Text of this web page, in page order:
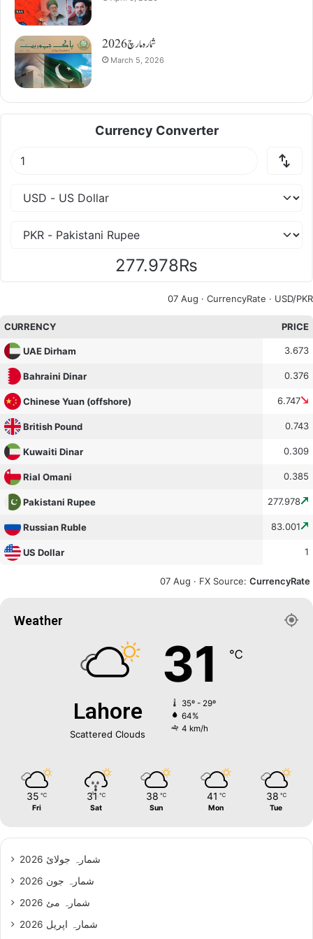
شمارہ مارچ 2026
March 5, 2026
Currency Converter
277.978₨
07 Aug · CurrencyRate · USD/PKR
CURRENCY PRICE
UAE Dirham 3.673
Bahraini Dinar 0.376
Chinese Yuan (offshore) 6.747
British Pound 0.743
Kuwaiti Dinar 0.309
Rial Omani 0.385
Pakistani Rupee 277.978
Russian Ruble 83.001
US Dollar 1
07 Aug · FX Source: CurrencyRate
Weather
Lahore
Scattered Clouds
31 ℃
35º - 29º
64%
4 km/h
35 ℃
Fri
31 ℃
Sat
38 ℃
Sun
41 ℃
Mon
38 ℃
Tue
شمارہ جولائ 2026
شمارہ جون 2026
شمارہ مئ 2026
شمارہ اپریل 2026